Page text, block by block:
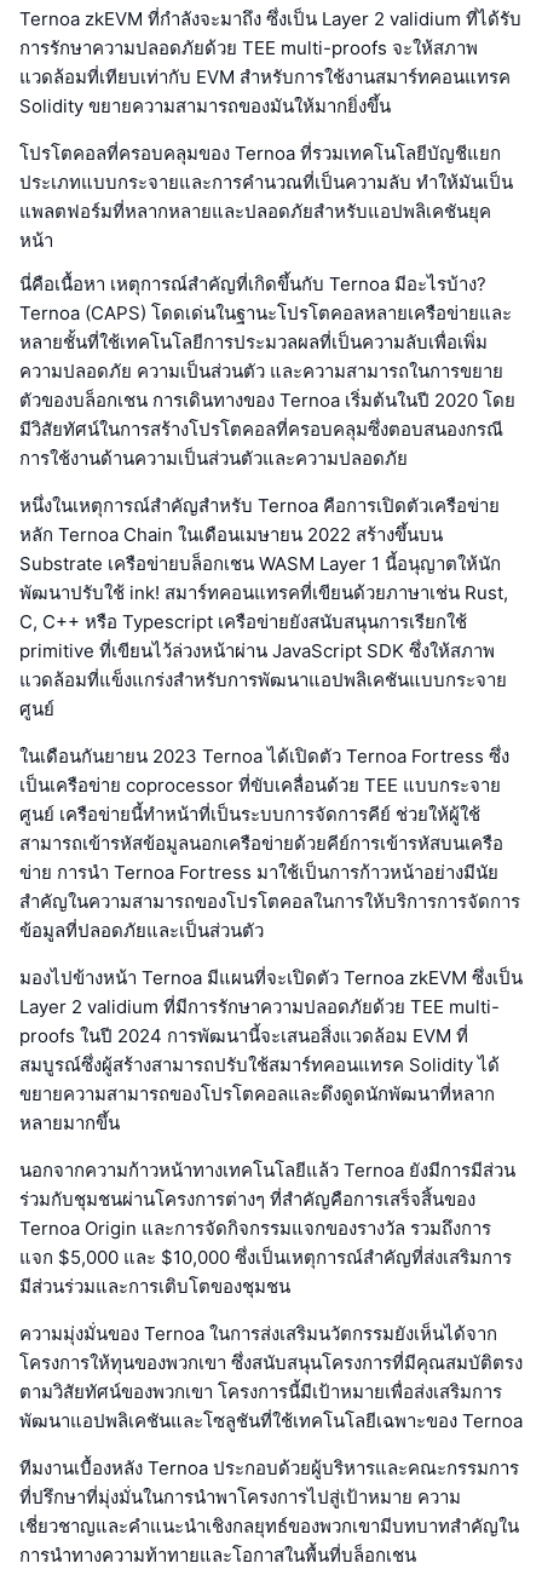
Ternoa zkEVM ที่กำลังจะมาถึง ซึ่งเป็น Layer 2 validium ที่ได้รับ
การรักษาความปลอดภัยด้วย TEE multi-proofs จะให้สภาพ
แวดล้อมที่เทียบเท่ากับ EVM สำหรับการใช้งานสมาร์ทคอนแทรค
Solidity ขยายความสามารถของมันให้มากยิ่งขึ้น
โปรโตคอลที่ครอบคลุมของ Ternoa ที่รวมเทคโนโลยีบัญชีแยก
ประเภทแบบกระจายและการคำนวณที่เป็นความลับ ทำให้มันเป็น
แพลตฟอร์มที่หลากหลายและปลอดภัยสำหรับแอปพลิเคชันยุค
หน้า
นี่คือเนื้อหา เหตุการณ์สำคัญที่เกิดขึ้นกับ Ternoa มีอะไรบ้าง?
Ternoa (CAPS) โดดเด่นในฐานะโปรโตคอลหลายเครือข่ายและ
หลายชั้นที่ใช้เทคโนโลยีการประมวลผลที่เป็นความลับเพื่อเพิ่ม
ความปลอดภัย ความเป็นส่วนตัว และความสามารถในการขยาย
ตัวของบล็อกเชน การเดินทางของ Ternoa เริ่มต้นในปี 2020 โดย
มีวิสัยทัศน์ในการสร้างโปรโตคอลที่ครอบคลุมซึ่งตอบสนองกรณี
การใช้งานด้านความเป็นส่วนตัวและความปลอดภัย
หนึ่งในเหตุการณ์สำคัญสำหรับ Ternoa คือการเปิดตัวเครือข่าย
หลัก Ternoa Chain ในเดือนเมษายน 2022 สร้างขึ้นบน
Substrate เครือข่ายบล็อกเชน WASM Layer 1 นี้อนุญาตให้นัก
พัฒนาปรับใช้ ink! สมาร์ทคอนแทรคที่เขียนด้วยภาษาเช่น Rust,
C, C++ หรือ Typescript เครือข่ายยังสนับสนุนการเรียกใช้
primitive ที่เขียนไว้ล่วงหน้าผ่าน JavaScript SDK ซึ่งให้สภาพ
แวดล้อมที่แข็งแกร่งสำหรับการพัฒนาแอปพลิเคชันแบบกระจาย
ศูนย์
ในเดือนกันยายน 2023 Ternoa ได้เปิดตัว Ternoa Fortress ซึ่ง
เป็นเครือข่าย coprocessor ที่ขับเคลื่อนด้วย TEE แบบกระจาย
ศูนย์ เครือข่ายนี้ทำหน้าที่เป็นระบบการจัดการคีย์ ช่วยให้ผู้ใช้
สามารถเข้ารหัสข้อมูลนอกเครือข่ายด้วยคีย์การเข้ารหัสบนเครือ
ข่าย การนำ Ternoa Fortress มาใช้เป็นการก้าวหน้าอย่างมีนัย
สำคัญในความสามารถของโปรโตคอลในการให้บริการการจัดการ
ข้อมูลที่ปลอดภัยและเป็นส่วนตัว
มองไปข้างหน้า Ternoa มีแผนที่จะเปิดตัว Ternoa zkEVM ซึ่งเป็น
Layer 2 validium ที่มีการรักษาความปลอดภัยด้วย TEE multi-
proofs ในปี 2024 การพัฒนานี้จะเสนอสิ่งแวดล้อม EVM ที่
สมบูรณ์ซึ่งผู้สร้างสามารถปรับใช้สมาร์ทคอนแทรค Solidity ได้
ขยายความสามารถของโปรโตคอลและดึงดูดนักพัฒนาที่หลาก
หลายมากขึ้น
นอกจากความก้าวหน้าทางเทคโนโลยีแล้ว Ternoa ยังมีการมีส่วน
ร่วมกับชุมชนผ่านโครงการต่างๆ ที่สำคัญคือการเสร็จสิ้นของ
Ternoa Origin และการจัดกิจกรรมแจกของรางวัล รวมถึงการ
แจก $5,000 และ $10,000 ซึ่งเป็นเหตุการณ์สำคัญที่ส่งเสริมการ
มีส่วนร่วมและการเติบโตของชุมชน
ความมุ่งมั่นของ Ternoa ในการส่งเสริมนวัตกรรมยังเห็นได้จาก
โครงการให้ทุนของพวกเขา ซึ่งสนับสนุนโครงการที่มีคุณสมบัติตรง
ตามวิสัยทัศน์ของพวกเขา โครงการนี้มีเป้าหมายเพื่อส่งเสริมการ
พัฒนาแอปพลิเคชันและโซลูชันที่ใช้เทคโนโลยีเฉพาะของ Ternoa
ทีมงานเบื้องหลัง Ternoa ประกอบด้วยผู้บริหารและคณะกรรมการ
ที่ปรึกษาที่มุ่งมั่นในการนำพาโครงการไปสู่เป้าหมาย ความ
เชี่ยวชาญและคำแนะนำเชิงกลยุทธ์ของพวกเขามีบทบาทสำคัญใน
การนำทางความท้าทายและโอกาสในพื้นที่บล็อกเชน